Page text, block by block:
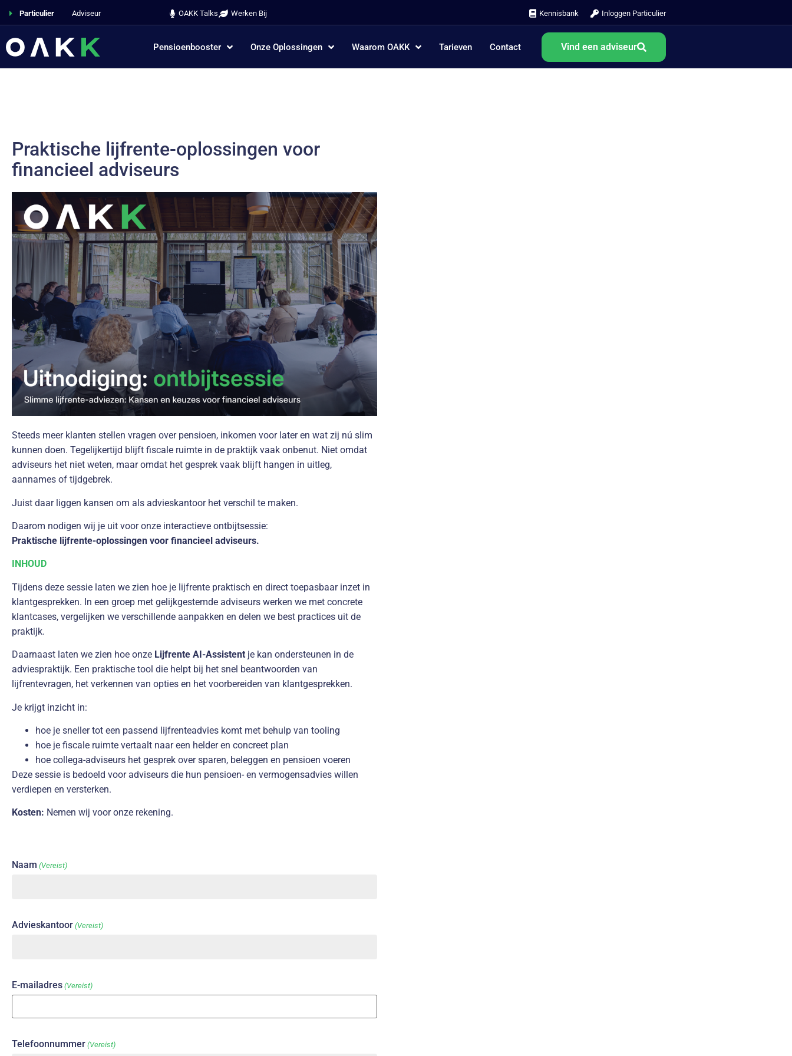
Particulier Adviseur OAKK Talks Werken Bij Kennisbank Inloggen Particulier
Pensioenbooster Onze Oplossingen Waarom OAKK Tarieven Contact Vind een adviseur
Praktische lijfrente-oplossingen voor
financieel adviseurs
Steeds meer klanten stellen vragen over pensioen, inkomen voor later en wat zij nú slim
kunnen doen. Tegelijkertijd blijft fiscale ruimte in de praktijk vaak onbenut. Niet omdat
adviseurs het niet weten, maar omdat het gesprek vaak blijft hangen in uitleg,
aannames of tijdgebrek.
Juist daar liggen kansen om als advieskantoor het verschil te maken.
Daarom nodigen wij je uit voor onze interactieve ontbijtsessie:
Praktische lijfrente-oplossingen voor financieel adviseurs.
INHOUD
Tijdens deze sessie laten we zien hoe je lijfrente praktisch en direct toepasbaar inzet in
klantgesprekken. In een groep met gelijkgestemde adviseurs werken we met concrete
klantcases, vergelijken we verschillende aanpakken en delen we best practices uit de
praktijk.
Daarnaast laten we zien hoe onze Lijfrente AI-Assistent je kan ondersteunen in de
adviespraktijk. Een praktische tool die helpt bij het snel beantwoorden van
lijfrentevragen, het verkennen van opties en het voorbereiden van klantgesprekken.
Je krijgt inzicht in:
hoe je sneller tot een passend lijfrenteadvies komt met behulp van tooling
hoe je fiscale ruimte vertaalt naar een helder en concreet plan
hoe collega-adviseurs het gesprek over sparen, beleggen en pensioen voeren
Deze sessie is bedoeld voor adviseurs die hun pensioen- en vermogensadvies willen
verdiepen en versterken.
Kosten: Nemen wij voor onze rekening.
Naam (Vereist)
Advieskantoor (Vereist)
E-mailadres (Vereist)
Telefoonnummer (Vereist)